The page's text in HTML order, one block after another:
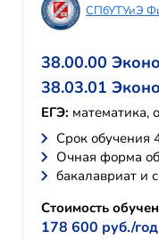
СПбУТУиЭ
38.00.00
38.03.01
ЕГЭ: математика,
Cрок обучения
Очная форма
бакалавриат и
Стоимость
178 600 руб./год